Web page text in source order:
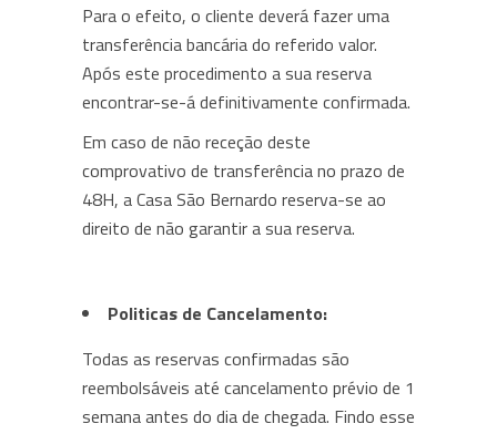
Para o efeito, o cliente deverá fazer uma
transferência bancária do referido valor.
Após este procedimento a sua reserva
encontrar-se-á definitivamente confirmada.
Em caso de não receção deste
comprovativo de transferência no prazo de
48H, a Casa São Bernardo reserva-se ao
direito de não garantir a sua reserva.
Politicas de Cancelamento:
Todas as reservas confirmadas são
reembolsáveis até cancelamento prévio de 1
semana antes do dia de chegada. Findo esse